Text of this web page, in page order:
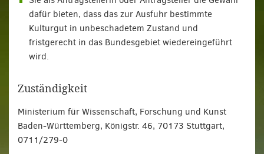
dafür bieten, dass das zur Ausfuhr bestimmte
Kulturgut in unbeschadetem Zustand und
fristgerecht in das Bundesgebiet wiedereingeführt
wird.
Zuständigkeit
Ministerium für Wissenschaft, Forschung und Kunst
Baden-Württemberg, Königstr. 46, 70173 Stuttgart,
0711/279-0